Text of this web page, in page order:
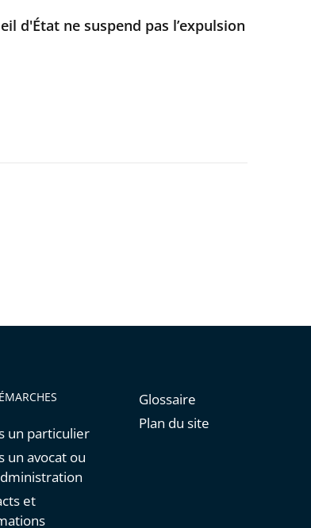
d'État ne suspend pas l’expulsion
un particulier
un avocat ou
et
Glossaire
Plan du site